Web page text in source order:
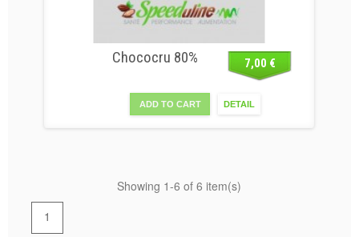
Chococru 80% 7,00 €
ADD TO CART DETAIL
Showing 1-6 of 6 item(s)
1